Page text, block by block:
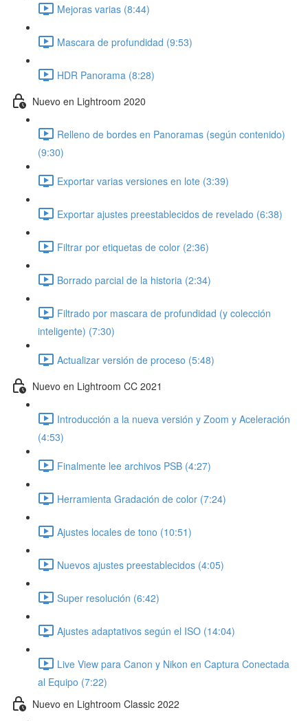
Mejoras varias (8:44)
Mascara de profundidad (9:53)
HDR Panorama (8:28)
Nuevo en Lightroom 2020
Relleno de bordes en Panoramas (según contenido)
(9:30)
Exportar varias versiones en lote (3:39)
Exportar ajustes preestablecidos de revelado (6:38)
Filtrar por etiquetas de color (2:36)
Borrado parcial de la historia (2:34)
Filtrado por mascara de profundidad (y colección
inteligente) (7:30)
Actualizar versión de proceso (5:48)
Nuevo en Lightroom CC 2021
Introducción a la nueva versión y Zoom y Aceleración
(4:53)
Finalmente lee archivos PSB (4:27)
Herramienta Gradación de color (7:24)
Ajustes locales de tono (10:51)
Nuevos ajustes preestablecidos (4:05)
Super resolución (6:42)
Ajustes adaptativos según el ISO (14:04)
Live View para Canon y Nikon en Captura Conectada
al Equipo (7:22)
Nuevo en Lightroom Classic 2022